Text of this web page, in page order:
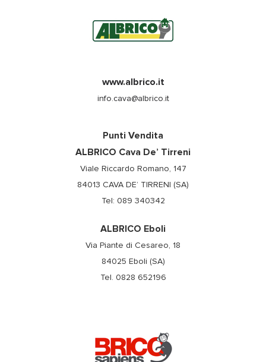
www.albrico.it
info.cava@albrico.it
Punti Vendita
ALBRICO Cava De’ Tirreni
Viale Riccardo Romano, 147
84013 CAVA DE’ TIRRENI (SA)
Tel: 089 340342
ALBRICO Eboli
Via Piante di Cesareo, 18
84025 Eboli (SA)
Tel. 0828 652196